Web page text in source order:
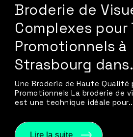
Broderie de
Complexes pour
Promotionnels à
Strasbourg
Une Broderie de Haute Qualité
Promotionnels La broderie de
est une technique idéale
Lire la suite